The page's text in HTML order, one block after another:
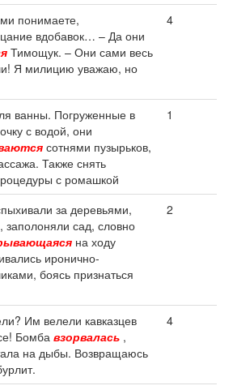
понимаете,
вдобавок… – Да они
Тимощук. – Они сами весь
Я милицию уважаю, но
4
ванны. Погруженные в
с водой, они
сотнями пузырьков,
Также снять
с ромашкой
1
за деревьями,
заполоняли сад, словно
на ходу
иронично-
боясь признаться
2
Им велели кавказцев
Бомба взорвалась ,
на дыбы. Возвращаюсь
4